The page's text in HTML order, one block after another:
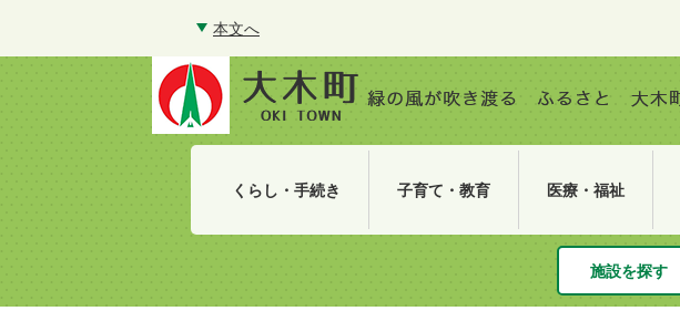
本文へ
くらし・手続き 子育て・教育 医療・福祉
施設を探す